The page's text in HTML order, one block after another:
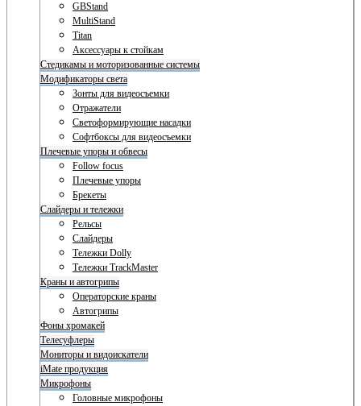
GBStand
MultiStand
Titan
Аксессуары к стойкам
Стедикамы и моторизованные системы
Модификаторы света
Зонты для видеосъемки
Отражатели
Светоформирующие насадки
Софтбоксы для видеосъемки
Плечевые упоры и обвесы
Follow focus
Плечевые упоры
Брекеты
Слайдеры и тележки
Рельсы
Слайдеры
Тележки Dolly
Тележки TrackMaster
Краны и автогрипы
Операторские краны
Автогрипы
Фоны хромакей
Телесуфлеры
Мониторы и видоискатели
iMate продукция
Микрофоны
Головные микрофоны